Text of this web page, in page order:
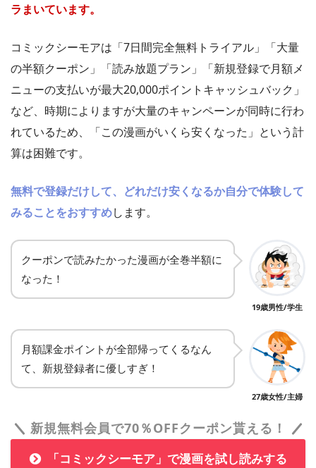
ラまいています。
コミックシーモアは「7日間完全無料トライアル」「大量
の半額クーポン」「読み放題プラン」「新規登録で月額メ
ニューの支払いが最大20,000ポイントキャッシュバック」
など、時期によりますが大量のキャンペーンが同時に行わ
れているため、「この漫画がいくら安くなった」という計
算は困難です。
無料で登録だけして、どれだけ安くなるか自分で体験して
みることをおすすめします。
クーポンで読みたかった漫画が全巻半額に
なった！
19歳男性/学生
月額課金ポイントが全部帰ってくるなん
て、新規登録者に優しすぎ！
27歳女性/主婦
新規無料会員で70％OFFクーポン貰える！
「コミックシーモア」で漫画を試し読みする